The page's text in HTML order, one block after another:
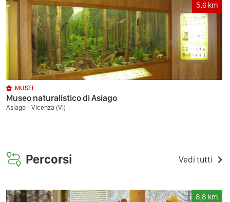
5,6 km
MUSEI
Museo naturalistico di Asiago
Asiago - Vicenza (VI)
Percorsi Vedi tutti
8,8 km